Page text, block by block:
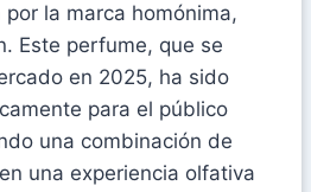
la marca homónima,
Este perfume, que se
en 2025, ha sido
para el público
una combinación de
una experiencia olfativa